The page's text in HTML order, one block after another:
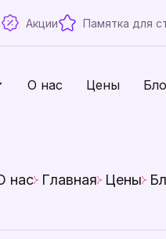
Акции Памятка для
О нас Цены
нас Главная Цены